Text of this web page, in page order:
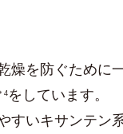
燥を防ぐために
4をしています。
すいキサンテン